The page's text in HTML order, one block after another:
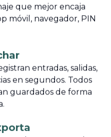
que mejor encaja
móvil, navegador, PIN
entradas, salidas,
en segundos. Todos
guardados de forma